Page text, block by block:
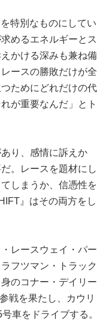
特別なものにしてい
めるエネルギーとス
かける深みも兼ね備
ースの勝敗だけが全
ためにどれだけの代
が重要なんだ」とト
り、感情に訴えか
。レースを題材にし
しまうか、信憑性を
』はその両方をし
レースウェイ・パー
フツマン・トラック
のコナー・デイリー
戦を果たし、カウリ
車をドライブする。